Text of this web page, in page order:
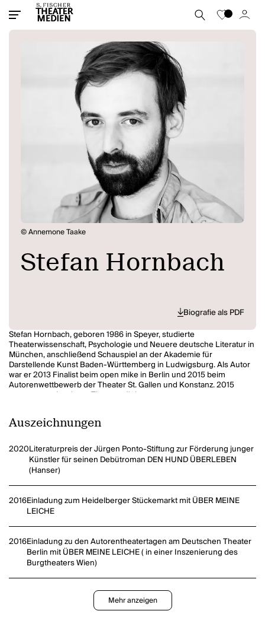
© Annemone Taake
Stefan Hornbach
Biografie als PDF
Stefan Hornbach, geboren 1986 in Speyer, studierte
Theaterwissenschaft, Psychologie und Neuere deutsche Literatur in
München, anschließend Schauspiel an der Akademie für
Darstellende Kunst Baden-Württemberg in Ludwigsburg. Als Autor
war er 2013 Finalist beim open mike in Berlin und 2015 beim
Autorenwettbewerb der Theater St. Gallen und Konstanz. 2015
gewann er mit seinem Theaterstück
eine Einladung zum Heidelberger Stückemarkt und zu den
Autorentheatertagen ans Deutsche Theater Berlin, wo es in einer
es folgte eine Uraufführung am Theater Osnabrück, eine
österreichische Erstaufführung am Kasino des Burgtheaters Wien
und 2017 eine weitere Aufführung am Schauspielhaus Bochum. Die
Kunststiftung Baden-Württemberg unterstützt sein Romanprojekt
mit einem Literaturstipendium, vom Land Baden-Württemberg
erhielt er 2016 einen Förderpreis zum Schiller-Gedächtnispreis. Als
Schauspieler stand er u. a. am Schauspiel Stuttgart und am Theater
Rampe Stuttgart auf der Bühne, zuletzt am Theater und Orchester
Heidelberg.
Für die Stückentwicklung YOU'RE JUST JEALOUS gewann er 2016
gemeinsam mit Magdalena Fischer und Sophie Utikal den
Publikumspreis des Nachwuchs-Wettbewerbs am Theater
Drachengasse in Wien. Seit 2013 ist Stefan Hornbach Teil des
Theater- und Filmkollektivs KOLLEKTIV EINS.
www.stefanhornbach.de
Auszeichnungen
2020Literaturpreis der Jürgen Ponto-Stiftung zur Förderung junger
Künstler für seinen Debütroman DEN HUND ÜBERLEBEN
(Hanser)
2016Einladung zum Heidelberger Stückemarkt mit ÜBER MEINE
LEICHE
2016Einladung zu den Autorentheatertagen am Deutschen Theater
Berlin mit ÜBER MEINE LEICHE ( in einer Inszenierung des
Burgtheaters Wien)
Mehr anzeigen